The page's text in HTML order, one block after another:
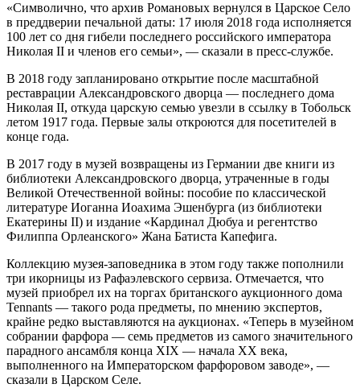
«Символично, что архив Романовых вернулся в Царское Село
в преддверии печальной даты: 17 июля 2018 года исполняется
100 лет со дня гибели последнего российского императора
Николая II и членов его семьи», — сказали в пресс-службе.
В 2018 году запланировано открытие после масштабной
реставрации Александровского дворца — последнего дома
Николая II, откуда царскую семью увезли в ссылку в Тобольск
летом 1917 года. Первые залы откроются для посетителей в
конце года.
В 2017 году в музей возвращены из Германии две книги из
библиотеки Александровского дворца, утраченные в годы
Великой Отечественной войны: пособие по классической
литературе Иоганна Иоахима Эшенбурга (из библиотеки
Екатерины II) и издание «Кардинал Дюбуа и регентство
Филиппа Орлеанского» Жана Батиста Капефига.
Коллекцию музея-заповедника в этом году также пополнили
три икорницы из Рафаэлевского сервиза. Отмечается, что
музей приобрел их на торгах британского аукционного дома
Tennants — такого рода предметы, по мнению экспертов,
крайне редко выставляются на аукционах. «Теперь в музейном
собрании фарфора — семь предметов из самого значительного
парадного ансамбля конца XIX — начала ХХ века,
выполненного на Императорском фарфоровом заводе», —
сказали в Царском Селе.